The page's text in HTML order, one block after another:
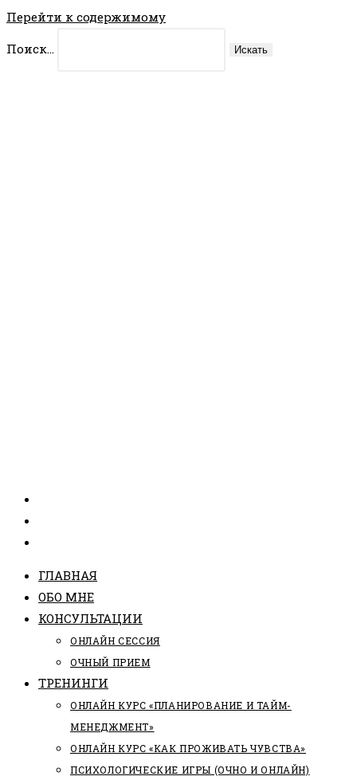
Перейти к содержимому
Поиск...
Искать
ГЛАВНАЯ
ОБО МНЕ
КОНСУЛЬТАЦИИ
ОНЛАЙН СЕССИЯ
ОЧНЫЙ ПРИЕМ
ТРЕНИНГИ
ОНЛАЙН КУРС «ПЛАНИРОВАНИЕ И ТАЙМ-
МЕНЕДЖМЕНТ»
ОНЛАЙН КУРС «КАК ПРОЖИВАТЬ ЧУВСТВА»
ПСИХОЛОГИЧЕСКИЕ ИГРЫ (ОЧНО И ОНЛАЙН)